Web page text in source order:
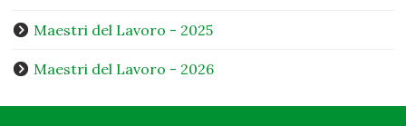
Maestri del Lavoro - 2025
Maestri del Lavoro - 2026